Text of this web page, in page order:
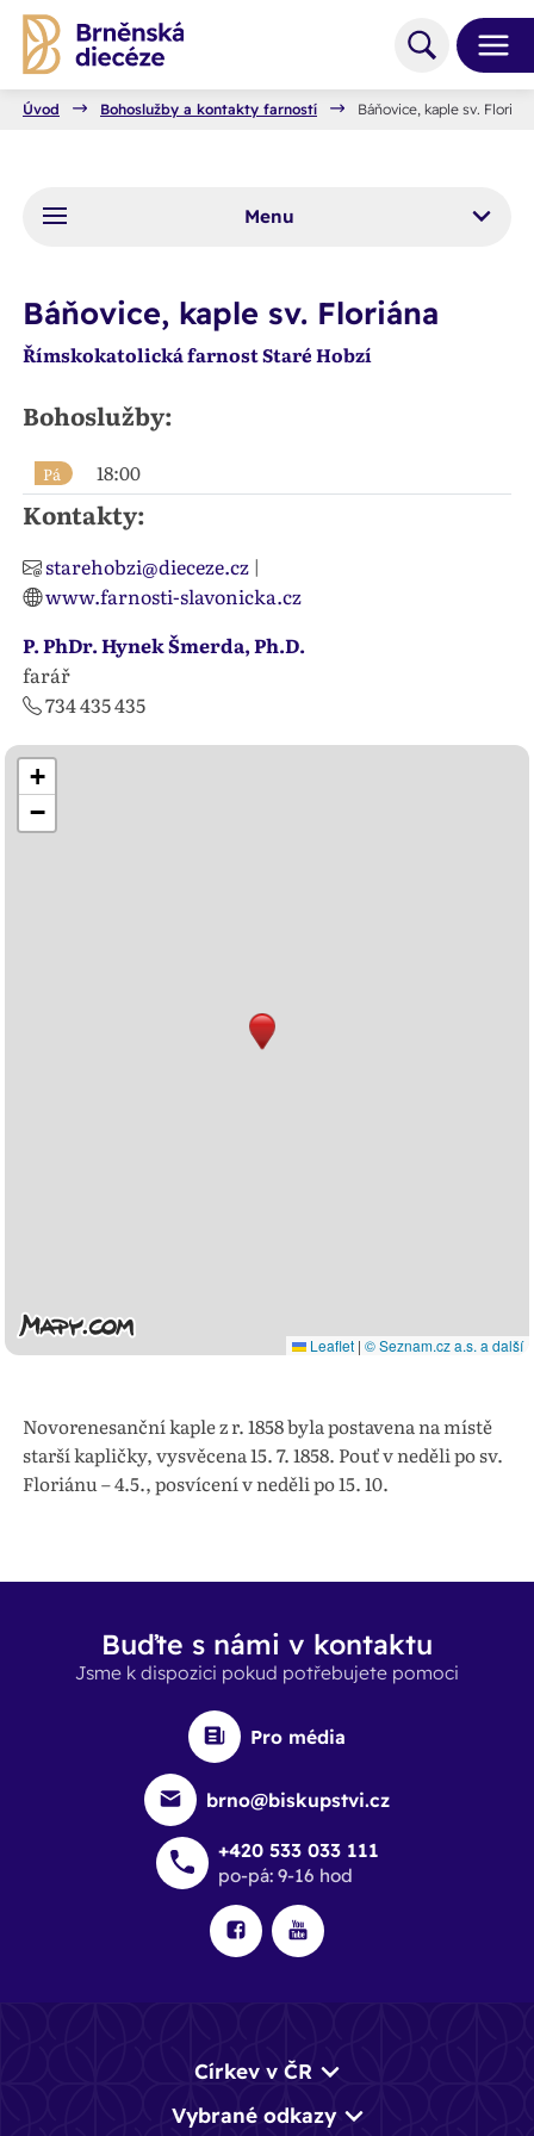
Úvod Bohoslužby a kontakty farností Báňovice, kaple sv. Floriána
Menu
Báňovice, kaple sv. Floriána
Římskokatolická farnost Staré Hobzí
Bohoslužby:
Pá 18:00
Kontakty:
starehobzi@dieceze.cz |
www.farnosti-slavonicka.cz
P. PhDr. Hynek Šmerda, Ph.D.
farář
734 435 435
+
−
Leaflet | © Seznam.cz a.s. a další
Novorenesanční kaple z r. 1858 byla postavena na místě
starší kapličky, vysvěcena 15. 7. 1858. Pouť v neděli po sv.
Floriánu – 4.5., posvícení v neděli po 15. 10.
Buďte s námi v kontaktu
Jsme k dispozici pokud potřebujete pomoci
Pro média
brno@biskupstvi.cz
+420 533 033 111
po-pá: 9-16 hod
Církev v ČR
Vybrané odkazy